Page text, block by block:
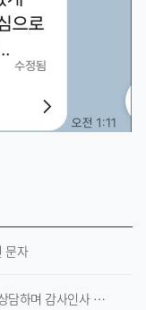
문자
> 답답하고 다급한 상황을 전화상담하며 감사인사 받고 추가 선임사례